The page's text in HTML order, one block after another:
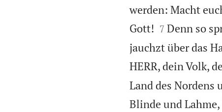
werden: Macht
Gott!
7 Denn so
jauchzt über das
HERR, dein Volk,
Land des Nordens
Blinde und